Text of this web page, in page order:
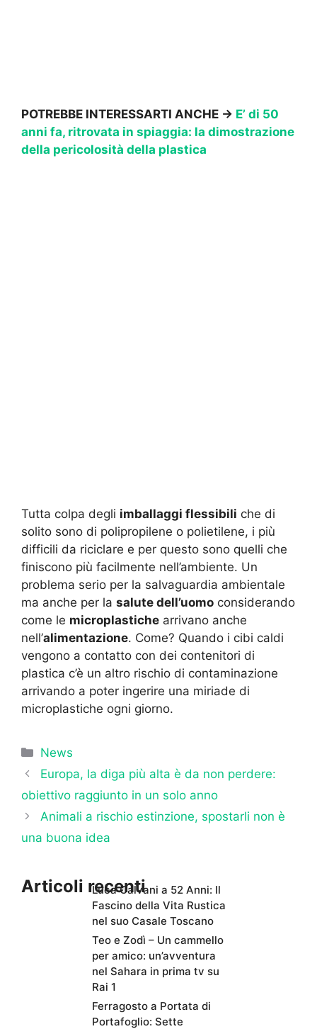
POTREBBE INTERESSARTI ANCHE → E’ di 50
anni fa, ritrovata in spiaggia: la dimostrazione
della pericolosità della plastica
Tutta colpa degli imballaggi flessibili che di
solito sono di polipropilene o polietilene, i più
difficili da riciclare e per questo sono quelli che
finiscono più facilmente nell’ambiente. Un
problema serio per la salvaguardia ambientale
ma anche per la salute dell’uomo considerando
come le microplastiche arrivano anche
nell’alimentazione. Come? Quando i cibi caldi
vengono a contatto con dei contenitori di
plastica c’è un altro rischio di contaminazione
arrivando a poter ingerire una miriade di
microplastiche ogni giorno.
Categorie
News
Europa, la diga più alta è da non perdere:
obiettivo raggiunto in un solo anno
Animali a rischio estinzione, spostarli non è
una buona idea
Articoli recentiLuca Calvani a 52 Anni: Il
Fascino della Vita Rustica
nel suo Casale Toscano
Teo e Zodì – Un cammello
per amico: un’avventura
nel Sahara in prima tv su
Rai 1
Ferragosto a Portata di
Portafoglio: Sette